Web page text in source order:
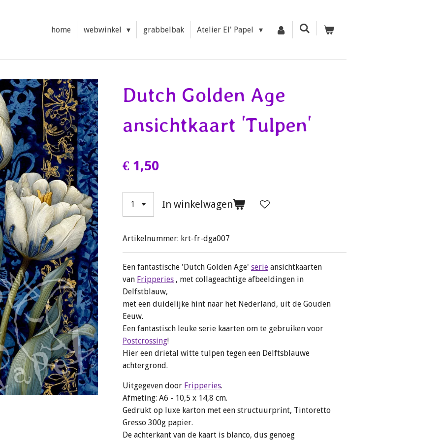
home webwinkel grabbelbak Atelier El' Papel
Dutch Golden Age
ansichtkaart 'Tulpen'
€ 1,50
In winkelwagen
Artikelnummer: krt-fr-dga007
Een fantastische 'Dutch Golden Age' serie ansichtkaarten
van Fripperies , met collageachtige afbeeldingen in
Delfstblauw,
met een duidelijke hint naar het Nederland, uit de Gouden
Eeuw.
Een fantastisch leuke serie kaarten om te gebruiken voor
Postcrossing!
Hier een drietal witte tulpen tegen een Delftsblauwe
achtergrond.
Uitgegeven door Fripperies.
Afmeting: A6 - 10,5 x 14,8 cm.
Gedrukt op luxe karton met een structuurprint, Tintoretto
Gresso 300g papier.
De achterkant van de kaart is blanco, dus genoeg